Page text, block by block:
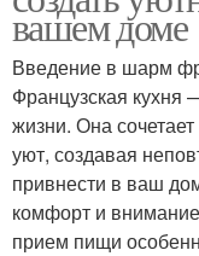
вашем доме
Введение в шарм
Французская кухня
жизни. Она
уют, создавая
привнести в ваш
комфорт и
прием пищи